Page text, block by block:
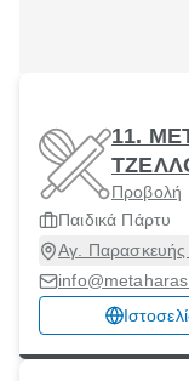
11.
Προβολή
Παιδικά Πάρτυ
Αγ. Παρασκευής